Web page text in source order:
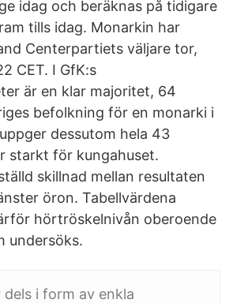
idag och beräknas på tidigare
tills idag. Monarkin har
Centerpartiets väljare tor,
CET. I GfK:s
är en klar majoritet, 64
befolkning för en monarki i
dessutom hela 43
starkt för kungahuset.
skillnad mellan resultaten
öron. Tabellvärdena
hörtröskelnivån oberoende
undersöks.
dels i form av enkla